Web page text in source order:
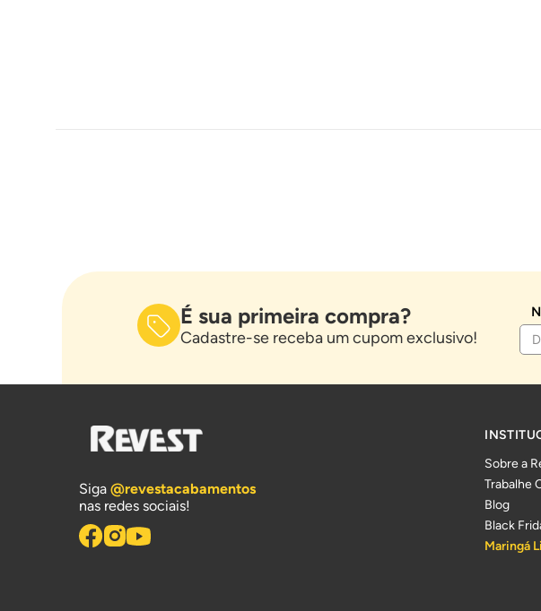
É sua primeira compra?
Cadastre-se receba um cupom exclusivo!
Siga @revestacabamentos
nas redes sociais!
Sobre a
Trabalhe
Blog
Black
Maringá